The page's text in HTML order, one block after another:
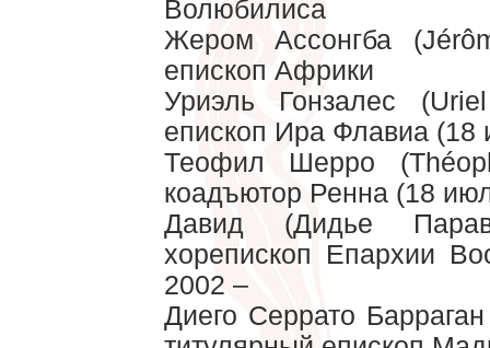
Волюбилиса
Жером Ассонгба
епископ Африки
Уриэль Гонзалес
епископ Ира Флавиа (18
Теофил Шерро
коадъютор Ренна (18
Давид (Дидье
хорепископ Епархии
2002 –
Диего Серрато